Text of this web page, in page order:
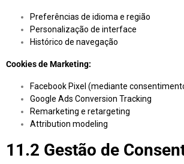
Preferências de idioma e região
Personalização de interface
Histórico de navegação
Cookies de Marketing:
Facebook Pixel (mediante
Google Ads Conversion Tracking
Remarketing e retargeting
Attribution modeling
11.2 Gestão de